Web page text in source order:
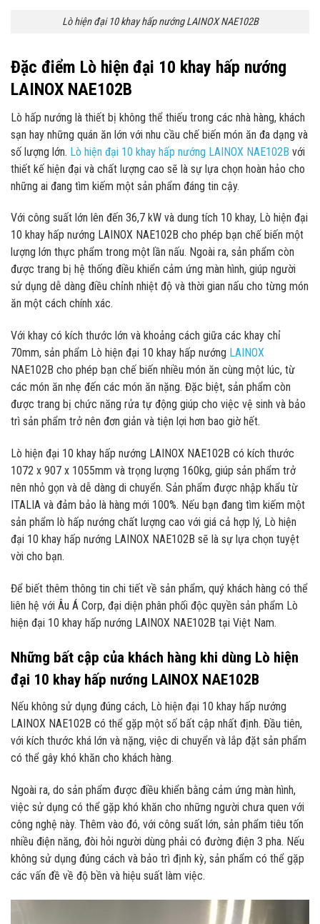
Lò hiện đại 10 khay hấp nướng LAINOX NAE102B
Đặc điểm Lò hiện đại 10 khay hấp nướng
LAINOX NAE102B
Lò hấp nướng là thiết bị không thể thiếu trong các nhà hàng, khách
sạn hay những quán ăn lớn với nhu cầu chế biến món ăn đa dạng và
số lượng lớn. Lò hiện đại 10 khay hấp nướng LAINOX NAE102B với
thiết kế hiện đại và chất lượng cao sẽ là sự lựa chọn hoàn hảo cho
những ai đang tìm kiếm một sản phẩm đáng tin cậy.
Với công suất lớn lên đến 36,7 kW và dung tích 10 khay, Lò hiện đại
10 khay hấp nướng LAINOX NAE102B cho phép bạn chế biến một
lượng lớn thực phẩm trong một lần nấu. Ngoài ra, sản phẩm còn
được trang bị hệ thống điều khiển cảm ứng màn hình, giúp người
sử dụng dễ dàng điều chỉnh nhiệt độ và thời gian nấu cho từng món
ăn một cách chính xác.
Với khay có kích thước lớn và khoảng cách giữa các khay chỉ
70mm, sản phẩm Lò hiện đại 10 khay hấp nướng LAINOX
NAE102B cho phép bạn chế biến nhiều món ăn cùng một lúc, từ
các món ăn nhẹ đến các món ăn nặng. Đặc biệt, sản phẩm còn
được trang bị chức năng rửa tự động giúp cho việc vệ sinh và bảo
trì sản phẩm trở nên đơn giản và tiện lợi hơn bao giờ hết.
Lò hiện đại 10 khay hấp nướng LAINOX NAE102B có kích thước
1072 x 907 x 1055mm và trọng lượng 160kg, giúp sản phẩm trở
nên nhỏ gọn và dễ dàng di chuyển. Sản phẩm được nhập khẩu từ
ITALIA và đảm bảo là hàng mới 100%. Nếu bạn đang tìm kiếm một
sản phẩm lò hấp nướng chất lượng cao với giá cả hợp lý, Lò hiện
đại 10 khay hấp nướng LAINOX NAE102B sẽ là sự lựa chọn tuyệt
vời cho bạn.
Để biết thêm thông tin chi tiết về sản phẩm, quý khách hàng có thể
liên hệ với Âu Á Corp, đại diện phân phối độc quyền sản phẩm Lò
hiện đại 10 khay hấp nướng LAINOX NAE102B tại Việt Nam.
Những bất cập của khách hàng khi dùng Lò hiện
đại 10 khay hấp nướng LAINOX NAE102B
Nếu không sử dụng đúng cách, Lò hiện đại 10 khay hấp nướng
LAINOX NAE102B có thể gặp một số bất cập nhất định. Đầu tiên,
với kích thước khá lớn và nặng, việc di chuyển và lắp đặt sản phẩm
có thể gây khó khăn cho khách hàng.
Ngoài ra, do sản phẩm được điều khiển bằng cảm ứng màn hình,
việc sử dụng có thể gặp khó khăn cho những người chưa quen với
công nghệ này. Thêm vào đó, với công suất lớn, sản phẩm tiêu tốn
nhiều điện năng, đòi hỏi người dùng phải có đường điện 3 pha. Nếu
không sử dụng đúng cách và bảo trì định kỳ, sản phẩm có thể gặp
các vấn đề về độ bền và hiệu suất làm việc.